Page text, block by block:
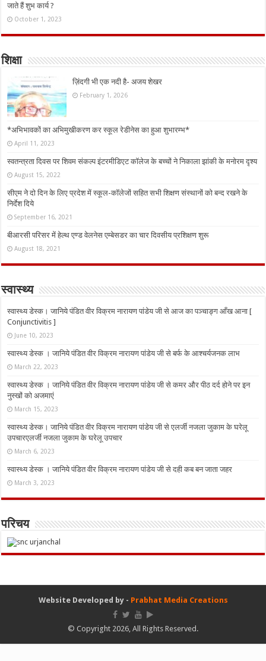
जाते हैं शुभ कार्य ?
October 1, 2023
शिक्षा
ज़िंदगी भी एक नदी है- अजय शेखर
February 1, 2026
*अभिभावकों का अभिमुखीकरण कर स्कूल रेडीनेस का हुआ शुभारम्भ*
April 11, 2023
स्वतन्त्रता दिवस पर शिवम संकल्प इंटरमीडिएट कॉलेज के बच्चों ने निकाला झांकी के मनोरम दृश्य
August 15, 2022
सीएम ने दो दिन के लिए प्रदेश में स्कूल-कॉलेजों सहित सभी शिक्षण संस्थानों को बन्द रखने के
निर्देश दिये
September 16, 2021
बीआरसी परिसर में हेल्थ एण्ड वेलनेस एम्बेसडर का चार दिवसीय प्रशिक्षण शुरू
August 18, 2021
स्वास्थ्य
स्वास्थ्य डेस्क। जानिये पंडित वीर विक्रम नारायण पांडेय जी से आज का पञ्चाङ्ग आँख आना [
Conjunctivitis ]
June 10, 2023
स्वास्थ्य डेस्क । जानिये पंडित वीर विक्रम नारायण पांडेय जी से बर्फ के आश्चर्यजनक लाभ
March 22, 2023
स्वास्थ्य डेस्क । जानिये पंडित वीर विक्रम नारायण पांडेय जी से कमर और पीठ दर्द होने पर इन
नुस्‍खों को अजमाएं
March 15, 2023
स्वास्थ्य डेस्क। जानिये पंडित वीर विक्रम नारायण पांडेय जी से एलर्जी नजला जुकाम के घरेलू
उपचारएलर्जी नजला जुकाम के घरेलू उपचार
March 6, 2023
स्वास्थ्य डेस्क । जानिये पंडित वीर विक्रम नारायण पांडेय जी से दही कब बन जाता जहर
March 3, 2023
परिचय
Website Developed by - Prabhat Media Creations
© Copyright 2026, All Rights Reserved.